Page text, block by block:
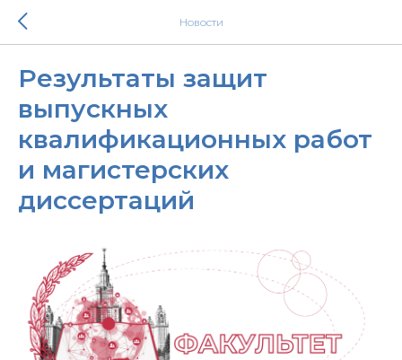
Новости
Результаты защит
выпускных
квалификационных работ
и магистерских
диссертаций